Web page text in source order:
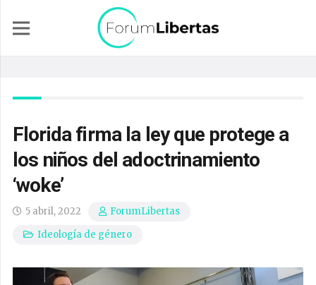
Florida firma la ley que protege a
los niños del adoctrinamiento
‘woke’
5 abril, 2022
ForumLibertas
Ideología de género